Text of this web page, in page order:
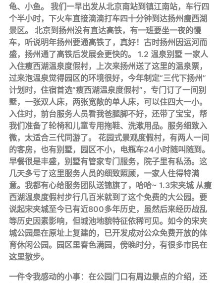
龟、小鱼。 我们一早出发从北京南站到镇江南站，车行四
个半小时，下火车直接滴滴打车四十分钟到达扬州瘦西湖
景区。 北京到扬州没有直达高铁，有一班要坐一夜的慢
车，听说明年扬州要通高铁了，真好！古时扬州因运河而
盛，扬州通了高铁后发展会更快的。 1.2 温泉别墅 一家人
入住瘦西湖温泉度假村，上次来扬州送了这里的温泉票，
过来泡温泉觉得园区的环境很好，今年制定“三代下扬州”
计划时，住宿首选“瘦西湖温泉度假村”，专门订了一间别
墅，一张双人床，两张宽敞的单人床，可以住四大一小。
入住时，前台服务人员看我爸腿脚不好，还带了宝宝，帮
我们准备了轮椅和儿童专用拖鞋、洗漱用品。服务细致入
微，太适合三代同游了。 花园式景观度假村，有两人一间
的客房，也有别墅，园区不小，电瓶车24小时随叫随到。
早餐很是丰盛，别墅有管家专门服务，院子里有私汤。这
几天多亏了这里服务人员的细致照顾，一家人住得特满
意。我都有心给服务团队送锦旗了，哈哈~ 1.3宋夹城 从瘦
西湖温泉度假村步行几百米就到了这个免费的大公园。要
说起宋夹城至今已有近800多年历史，虽然后来经历战乱
等历史因素影响，但城池地貌特征依稀可见。如今的宋夹
城公园是在原址上复建的，已开发成对公众免费开放的体
育休闲公园。园区里春色满园，傍晚时分，有很多市民在
这里散步。
一件令我感动的小事：在公园门口有周边景点的介绍，还